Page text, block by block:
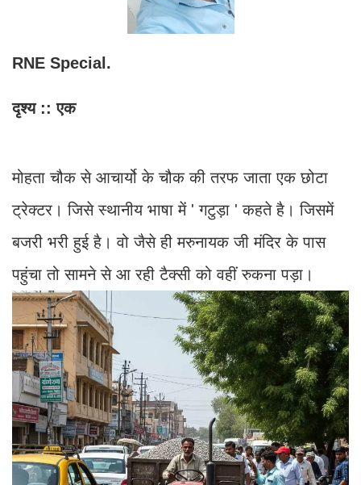
RNE Special.
दृश्य :: एक
मोहता चौक से आचार्यो के चौक की तरफ जाता एक छोटा
ट्रेक्टर। जिसे स्थानीय भाषा में ' गटुड़ा ' कहते है। जिसमें
बजरी भरी हुई है। वो जैसे ही मरुनायक जी मंदिर के पास
पहुंचा तो सामने से आ रही टैक्सी को वहीं रुकना पड़ा।